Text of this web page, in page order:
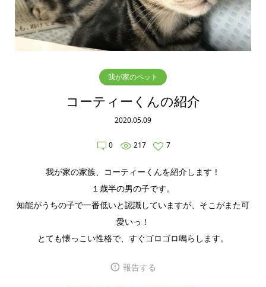
我が家のペット
コーティーくんの紹介
2020.05.09
0 217 7
我が家の家族、コーティーくんを紹介します！
１歳半の男の子です。
知能がうちの子で一番低いと認識していますが、そこがまた可
愛いっ！
とても懐っこい性格で、すぐゴロゴロ鳴らします。
報告する